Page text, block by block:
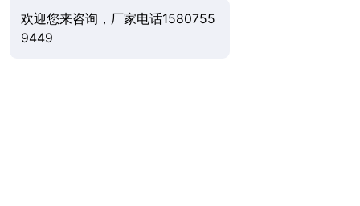
欢迎您来咨询，厂家电话1580755
9449